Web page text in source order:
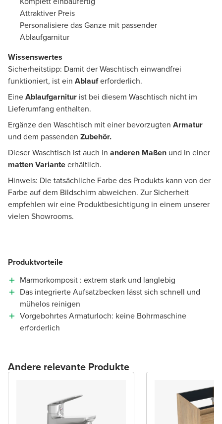
Attraktiver Preis
Personalisiere das Ganze mit passender
Ablaufgarnitur
Wissenswertes
Sicherheitstipp: Damit der Waschtisch einwandfrei
funktioniert, ist ein Ablauferforderlich.
EineAblaufgarnitur ist bei diesem Waschtisch nicht im
Lieferumfang enthalten.
Ergänze den Waschtisch mit einer bevorzugten Armatur
und dem passenden Zubehör.
Dieser Waschtisch ist auch in anderen Maßen und in einer
matten Varianteerhältlich.
Hinweis: Die tatsächliche Farbe des Produkts kann von der
Farbe auf dem Bildschirm abweichen. Zur Sicherheit
empfehlen wir eine Produktbesichtigung in einem unserer
vielen Showrooms.
Produktvorteile
Marmorkomposit : extrem stark und langlebig
Das integrierte Aufsatzbecken lässt sich schnell und
mühelos reinigen
Vorgebohrtes Armaturloch: keine Bohrmaschine
erforderlich
Andere relevante Produkte